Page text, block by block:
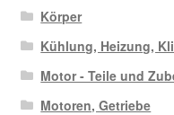
Körper
Kühlung, Heizung,
Motor - Teile und
Motoren, Getriebe